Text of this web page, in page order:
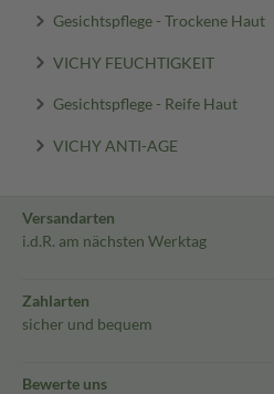
Gesichtspflege - Trockene Haut
VICHY FEUCHTIGKEIT
Gesichtspflege - Reife Haut
VICHY ANTI-AGE
Versandarten
i.d.R. am nächsten Werktag
Zahlarten
sicher und bequem
Bewerte uns